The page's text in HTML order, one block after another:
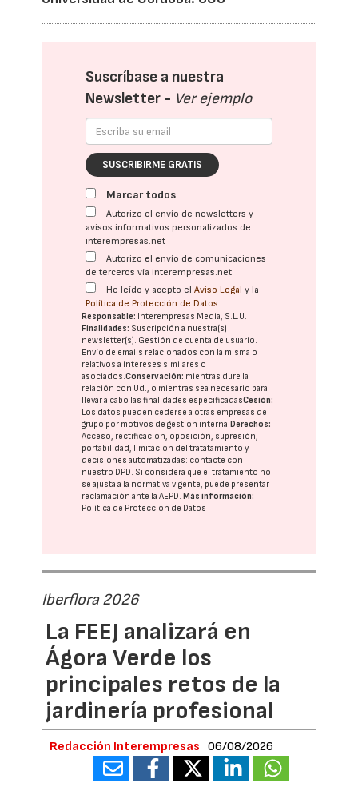
Suscríbase a nuestra
Newsletter - Ver ejemplo
SUSCRIBIRME GRATIS
Marcar todos
Autorizo el envío de newsletters y
avisos informativos personalizados de
interempresas.net
Autorizo el envío de comunicaciones
de terceros vía interempresas.net
He leído y acepto elAviso Legal y la
Política de Protección de Datos
Responsable: Interempresas Media, S.L.U.
Finalidades: Suscripción a nuestra(s)
newsletter(s). Gestión de cuenta de usuario.
Envío de emails relacionados con la misma o
relativos a intereses similares o
asociados.Conservación: mientras dure la
relación con Ud., o mientras sea necesario para
llevar a cabo las finalidades especificadasCesión:
Los datos pueden cederse a otras empresas del
grupo por motivos de gestión interna.Derechos:
Acceso, rectificación, oposición, supresión,
portabilidad, limitación del tratatamiento y
decisiones automatizadas: contacte con
nuestro DPD. Si considera que el tratamiento no
se ajusta a la normativa vigente, puede presentar
reclamación ante laAEPD.Más información:
Política de Protección de Datos
Iberflora 2026
La FEEJ analizará en
Ágora Verde los
principales retos de la
jardinería profesional
Redacción Interempresas 06/08/2026